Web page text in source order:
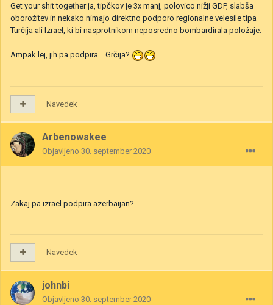
Get your shit together ja, tipčkov je 3x manj, polovico nižji GDP, slabša
oborožitev in nekako nimajo direktno podporo regionalne velesile tipa
Turčija ali Izrael, ki bi nasprotnikom neposredno bombardirala položaje.
Ampak lej, jih pa podpira... Grčija?
Navedek
Arbenowskee
Objavljeno 30. september 2020
Zakaj pa izrael podpira azerbaijan?
Navedek
johnbi
Objavljeno 30. september 2020